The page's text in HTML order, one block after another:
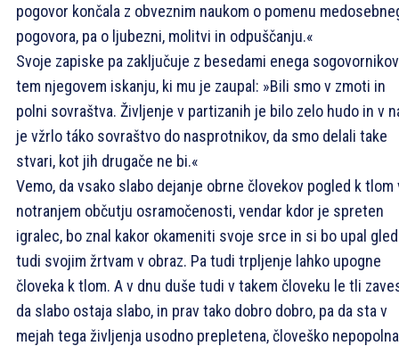
pogovor končala z obveznim naukom o pomenu
pogovora, pa o ljubezni, molitvi in odpuščanju.«
Svoje zapiske pa zaključuje z besedami enega
tem njegovem iskanju, ki mu je zaupal: »Bili smo v zmoti in
polni sovraštva. Življenje v partizanih je bilo zelo hudo in v
je vžrlo táko sovraštvo do nasprotnikov, da smo delali take
stvari, kot jih drugače ne bi.«
Vemo, da vsako slabo dejanje obrne človekov pogled k tlom
notranjem občutju osramočenosti, vendar kdor je spreten
igralec, bo znal kakor okameniti svoje srce in si bo upal
tudi svojim žrtvam v obraz. Pa tudi trpljenje lahko upogne
človeka k tlom. A v dnu duše tudi v takem človeku le tli
da slabo ostaja slabo, in prav tako dobro dobro, pa da sta v
mejah tega življenja usodno prepletena, človeško